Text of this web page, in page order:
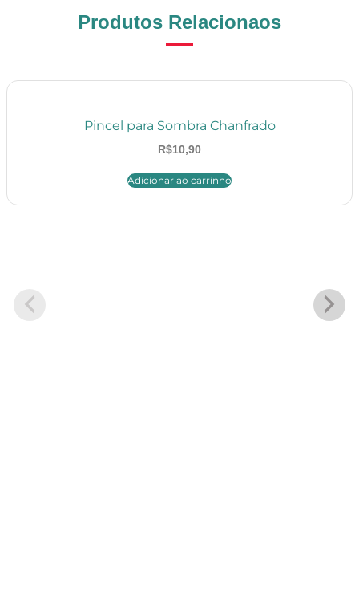
Produtos Relacionaos
Pincel para Sombra Chanfrado
R$10,90
Adicionar ao carrinho